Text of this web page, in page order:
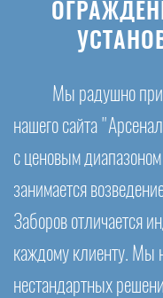
Мы радушно
нашего сайта
с ценовым
занимается
Заборов отличается
каждому клиенту. Мы
нестандартных